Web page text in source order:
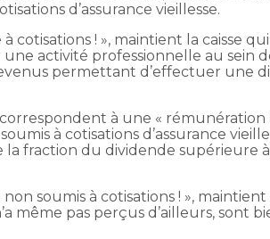
d’assurance vieillesse.
cotisations ! », maintient la caisse
activité professionnelle au sein
permettant d’effectuer une
à une « rémunération
à cotisations d’assurance
fraction du dividende supérieure à
soumis à cotisations ! »,
même pas perçus d’ailleurs, sont